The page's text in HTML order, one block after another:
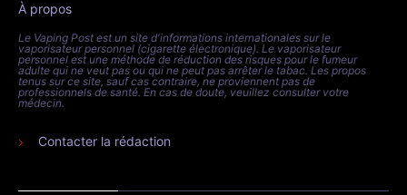
À propos
Le Vaping Post est un site d'informations internationales sur le
vaporisateur personnel (cigarette électronique). Le vaporisateur
personnel est une méthode de réduction des risques pour le fumeur
adulte qui ne veut pas ou qui ne peut pas arrêter le tabac. Les propos
tenus sur ce site, sauf cas contraire, ne proviennent pas de
professionnels de santé. En cas de doute, veuillez consulter votre
médecin.
Contacter la rédaction